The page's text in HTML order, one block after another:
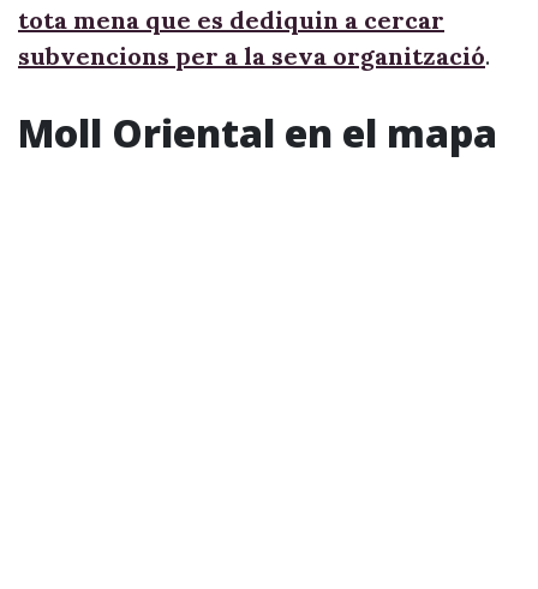
tota mena que es dediquin a cercar
subvencions per a la seva organització.
Moll Oriental en el mapa